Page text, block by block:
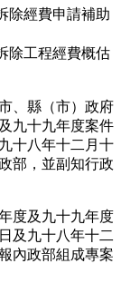
除經費申請補助
除工程經費概估
、縣（市）政府
九十九年度案件
十八年十二月十
部，並副知行政
度及九十九年度
及九十八年十二
內政部組成專案